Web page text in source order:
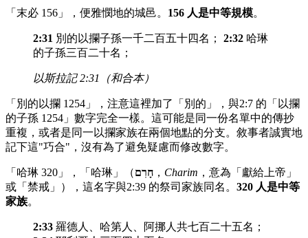
「末必 156」，便雅憫地的城邑。 156 人是中等規模。
2:31 別的以攔子孫一千二百五十四名； 2:32 哈琳
的子孫三百二十名；
以斯拉記 2:31（和合本）
「別的以攔 1254」，注意這裡加了「別的」，與2:7 的「以攔
的子孫 1254」數字完全一樣。這可能是同一份名單中的傳抄
重複，或者是同一以攔家族在兩個地點的分支。敘事者誠實地
記下這"巧合"，沒有為了避免疑慮而修改數字。
「哈琳 320」，「哈琳」（חָרִם ， Charim ，意為「獻給上帝」
或「禁戒」），這名字與2:39 的祭司家族同名。 320 人是中等
家族。
2:33 羅德人、哈第人、阿挪人共七百二十五名；